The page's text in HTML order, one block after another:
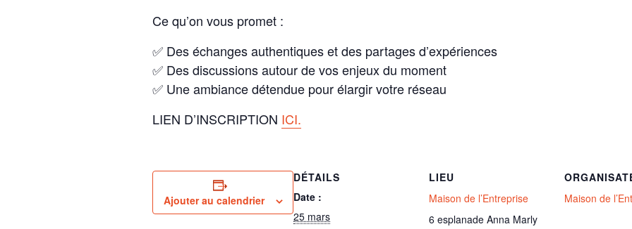
Ce qu’on vous promet :
✅ Des échanges authentiques et des partages d’expériences
✅ Des discussions autour de vos enjeux du moment
✅ Une ambiance détendue pour élargir votre réseau
LIEN D’INSCRIPTION ICI.
Ajouter au calendrier
DÉTAILS
Date :
25 mars
LIEU
Maison de l’Entreprise
6 esplanade Anna Marly
Maison de